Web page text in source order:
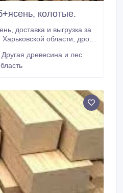
колотые.
за
12.500 звоните
Другая древесина и лес